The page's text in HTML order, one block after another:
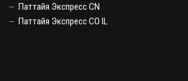
Паттайя Экспресс CN
Паттайя Экспресс CO IL